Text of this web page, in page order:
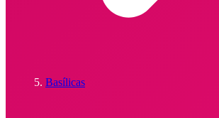
Basílicas